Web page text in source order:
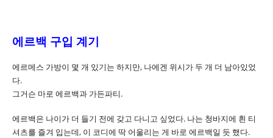
에르백 구입 계기
에르메스 가방이 몇 개 있기는 하지만, 나에겐 위시가 두 개 더 남아있었
다.
그거슨 마로 에르백과 가든파티.
에르백은 나이가 더 들기 전에 갖고 다니고 싶었다. 나는 청바지에 흰 티
셔츠를 즐겨 입는데, 이 코디에 딱 어울리는 게 바로 에르백일 듯 했다.